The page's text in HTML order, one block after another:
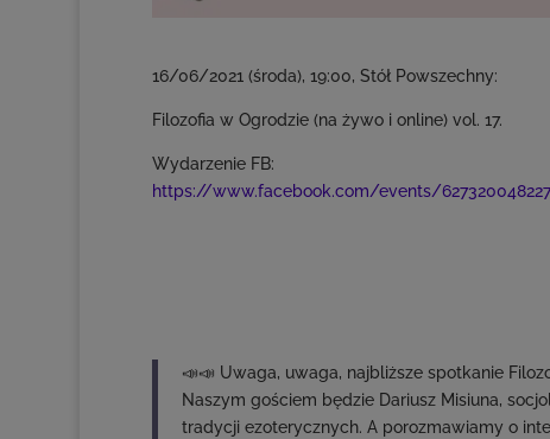
16/06/2021 (środa), 19:00, Stół Powszechny:
Filozofia w Ogrodzie (na żywo i online) vol. 17.
Wydarzenie FB:
https://www.facebook.com/events/
📣📣 Uwaga, uwaga, najbliższe spotkanie
Naszym gościem będzie Dariusz Misiuna,
tradycji ezoterycznych. A porozmawiamy o